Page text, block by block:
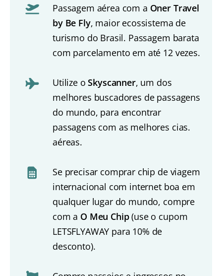
Passagem aérea com a Oner Travel
by Be Fly, maior ecossistema de
turismo do Brasil. Passagem barata
com parcelamento em até 12 vezes.
Utilize oSkyscanner, um dos
melhores buscadores de passagens
do mundo, para encontrar
passagens com as melhores cias.
aéreas.
Se precisar comprar chip de viagem
internacional com internet boa em
qualquer lugar do mundo, compre
com a O Meu Chip(use o cupom
LETSFLYAWAY para 10% de
desconto).